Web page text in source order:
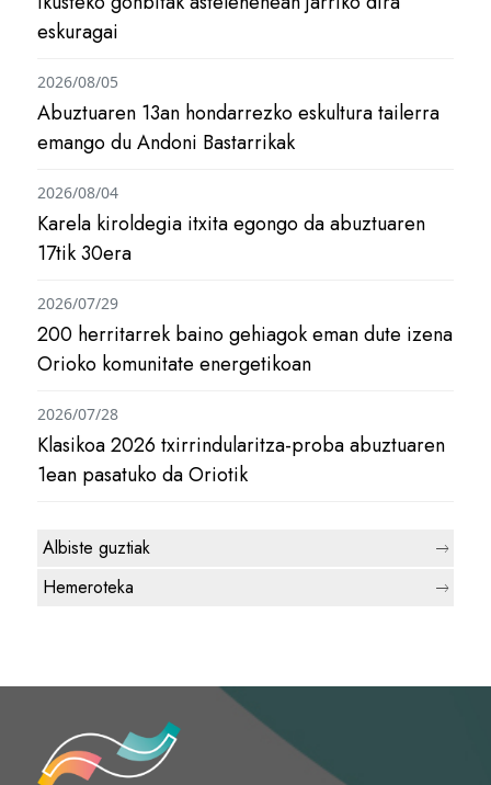
eskuragai
Abuztuaren 13an hondarrezko eskultura tailerra
emango du Andoni Bastarrikak
2026/08/05
Karela kiroldegia itxita egongo da abuztuaren
17tik 30era
2026/08/04
200 herritarrek baino gehiagok eman dute izena
Orioko komunitate energetikoan
2026/07/29
Klasikoa 2026 txirrindularitza-proba abuztuaren
1ean pasatuko da Oriotik
2026/07/28
Albiste guztiak
Hemeroteka